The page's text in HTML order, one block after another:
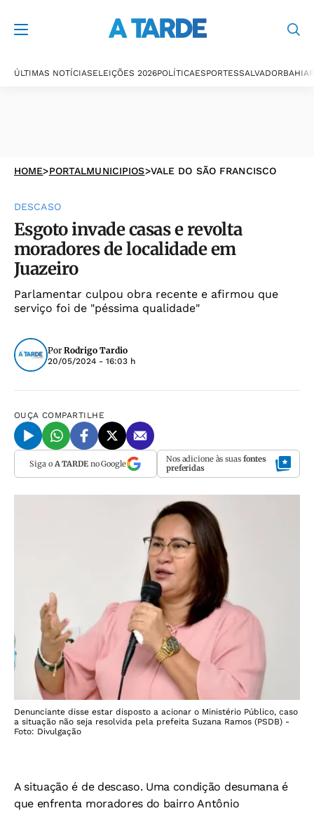
ÚLTIMAS NOTÍCIASELEIÇÕES 2026POLÍTICAESPORTESSALVADORBAHIA
HOME>PORTALMUNICIPIOS>VALE DO SÃO FRANCISCO
DESCASO
Esgoto invade casas e revolta
moradores de localidade em
Juazeiro
Parlamentar culpou obra recente e afirmou que
serviço foi de "péssima qualidade"
Por Rodrigo Tardio
20/05/2024 - 16:03 h
OUÇA COMPARTILHE
Siga o A TARDEno Google Nos adicione às suas fontes
preferidas
Denunciante disse estar disposto a acionar o Ministério Público, caso
a situação não seja resolvida pela prefeita Suzana Ramos (PSDB) -
Foto: Divulgação
A situação é de descaso. Uma condição desumana é
que enfrenta moradores do bairro Antônio